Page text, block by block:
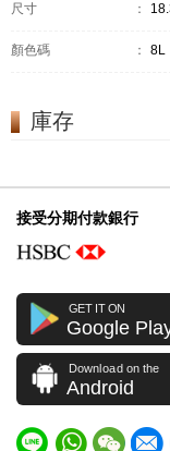
尺寸 ：
顏色碼 ： 8L
庫存
接受分期付款銀行
GET IT ON
Google
Download on the
Android